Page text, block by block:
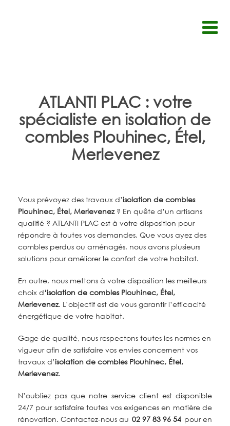
ATLANTI PLAC : votre
spécialiste en isolation de
combles Plouhinec, Étel,
Merlevenez
Vous prévoyez des travaux d’isolation de combles
Plouhinec, Étel, Merlevenez ? En quête d’un artisans
qualifié ? ATLANTI PLAC est à votre disposition pour
répondre à toutes vos demandes. Que vous ayez des
combles perdus ou aménagés, nous avons plusieurs
solutions pour améliorer le confort de votre habitat.
En outre, nous mettons à votre disposition les meilleurs
choix d‘isolation de comblesPlouhinec, Étel,
Merlevenez. L’objectif est de vous garantir l’efficacité
énergétique de votre habitat.
Gage de qualité, nous respectons toutes les normes en
vigueur afin de satisfaire vos envies concernent vos
travaux d’isolation de combles Plouhinec, Étel,
Merlevenez.
N’oubliez pas que notre service client est disponible
24/7 pour satisfaire toutes vos exigences en matière de
rénovation. Contactez-nous au 02 97 83 96 54 pour en